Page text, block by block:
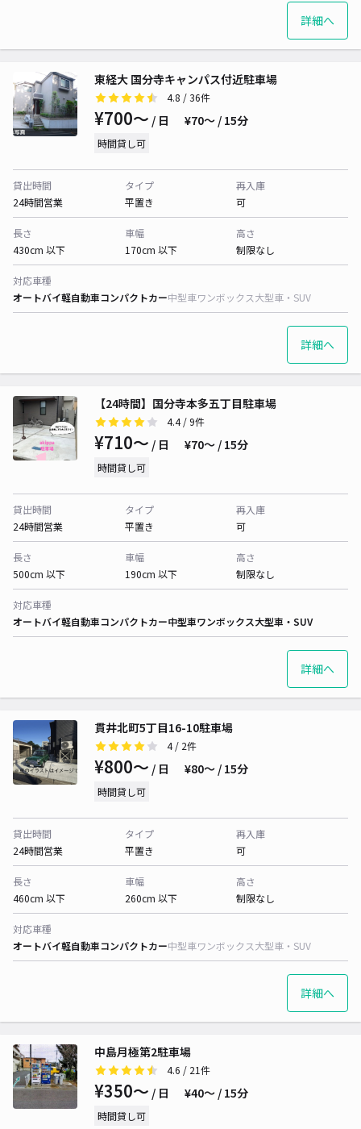
詳細へ
東経大 国分寺キャンパス付近駐車場
4.8 / 36件
¥700〜 / 日 ¥70〜 / 15分
時間貸し可
貸出時間
24時間営業
タイプ
平置き
再入庫
可
長さ
430cm 以下
車幅
170cm 以下
高さ
制限なし
対応車種
オートバイ軽自動車コンパクトカー中型車ワンボックス大型車・SUV
詳細へ
【24時間】国分寺本多五丁目駐車場
4.4/ 9件
¥710〜 / 日 ¥70〜 / 15分
時間貸し可
貸出時間
24時間営業
タイプ
平置き
再入庫
可
長さ
500cm 以下
車幅
190cm 以下
高さ
制限なし
対応車種
オートバイ軽自動車コンパクトカー中型車ワンボックス大型車・SUV
詳細へ
貫井北町5丁目16-10駐車場
4/ 2件
¥800〜 / 日 ¥80〜 / 15分
時間貸し可
貸出時間
24時間営業
タイプ
平置き
再入庫
可
長さ
460cm 以下
車幅
260cm 以下
高さ
制限なし
対応車種
オートバイ軽自動車コンパクトカー中型車ワンボックス大型車・SUV
詳細へ
中島月極第2駐車場
4.6 / 21件
¥350〜 / 日 ¥40〜 / 15分
時間貸し可